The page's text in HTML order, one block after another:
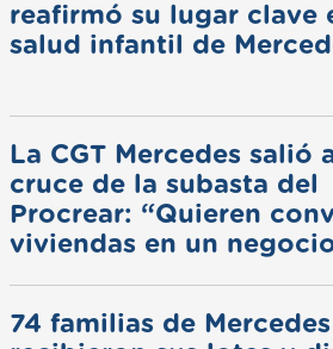
reafirmó su lugar clave
salud infantil de
La CGT Mercedes salió
cruce de la subasta del
Procrear: “Quieren
viviendas en un
74 familias de Mercedes